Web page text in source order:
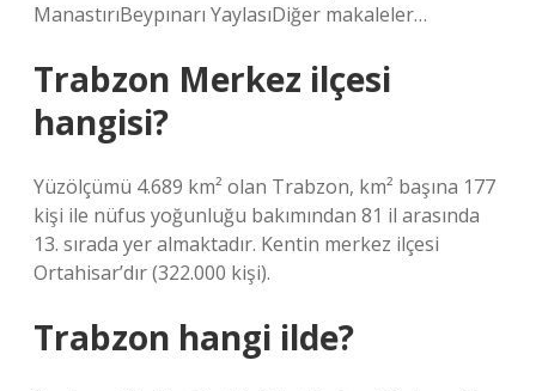
ManastırıBeypınarı YaylasıDiğer makaleler…
Trabzon Merkez ilçesi
hangisi?
Yüzölçümü 4.689 km² olan Trabzon, km² başına 177
kişi ile nüfus yoğunluğu bakımından 81 il arasında
13. sırada yer almaktadır. Kentin merkez ilçesi
Ortahisar’dır (322.000 kişi).
Trabzon hangi ilde?